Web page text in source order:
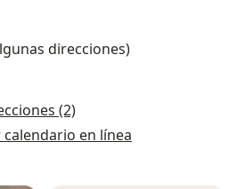
direcciones)
(2)
calendario en línea